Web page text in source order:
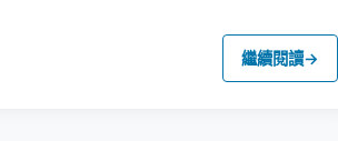
繼續閱讀→